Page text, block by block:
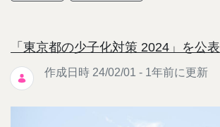
「東京都の少子化対策 2024」を公表
作成日時 24/02/01 - 1年前に更新